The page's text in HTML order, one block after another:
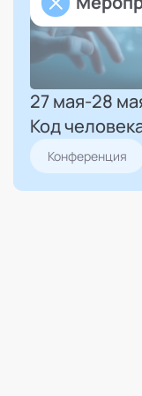
27 мая-28
Код
Конференция